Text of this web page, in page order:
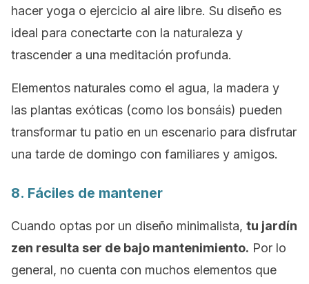
hacer yoga o ejercicio al aire libre. Su diseño es
ideal para conectarte con la naturaleza y
trascender a una meditación profunda.
Elementos naturales como el agua, la madera y
las plantas exóticas (como los bonsáis) pueden
transformar tu patio en un escenario para disfrutar
una tarde de domingo con familiares y amigos.
8. Fáciles de mantener
Cuando optas por un diseño minimalista, tu jardín
zen resulta ser de bajo mantenimiento. Por lo
general, no cuenta con muchos elementos que